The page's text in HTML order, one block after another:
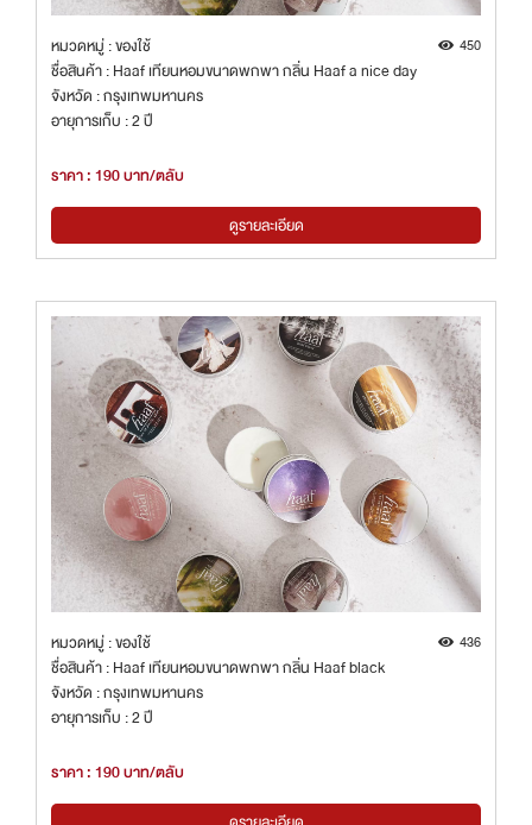
หมวดหมู่ : ของใช้ 450
ชื่อสินค้า : Haaf เทียนหอมขนาดพกพา กลิ่น Haaf a nice day
จังหวัด : กรุงเทพมหานคร
อายุการเก็บ : 2 ปี
ราคา : 190 บาท/ตลับ
ดูรายละเอียด
หมวดหมู่ : ของใช้ 436
ชื่อสินค้า : Haaf เทียนหอมขนาดพกพา กลิ่น Haaf black
จังหวัด : กรุงเทพมหานคร
อายุการเก็บ : 2 ปี
ราคา : 190 บาท/ตลับ